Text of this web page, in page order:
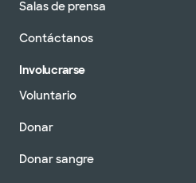
Salas de prensa
Contáctanos
Involucrarse
Voluntario
Donar
Donar sangre